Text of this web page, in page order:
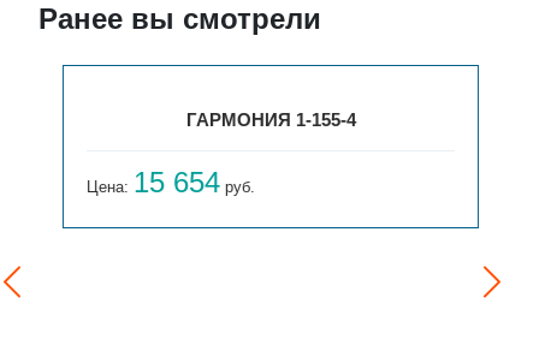
Ранее вы смотрели
ГАРМОНИЯ 1-155-4
Цена: 15 654руб.